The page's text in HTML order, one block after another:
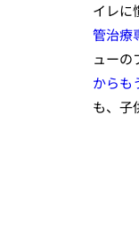
イレに
管治療
ューの
からも
も、子